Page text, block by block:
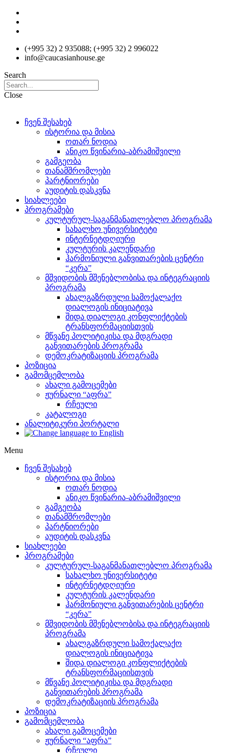
Skip
content
(+995 32) 2 935088; (+995 32) 2 996022
info@caucasianhouse.ge
Search
Close
ჩვენ შესახებ
ისტორია და მისია
ოთარ ნოდია
ანიკო წვინარია-აბრამიშვილი
გამგეობა
თანამშრომლები
პარტნიორები
აუდიტის დასკვნა
სიახლეები
პროგრამები
კულტურულ-საგანმანათლებლო პროგრამა
სახალხო უნივერსიტეტი
ინტერნეტდღიური
კულტურის კალენდარი
ჰარმონიული განვითარების ცენტრი
“კერა”
მშვიდობის მშენებლობისა და ინტეგრაციის
პროგრამა
ახალგაზრდული სამოქალაქო
დიალოგის ინიციატივა
შიდა დიალოგი კონფლიქტების
ტრანსფორმაციისთვის
მწვანე პოლიტიკისა და მდგრადი
განვითარების პროგრამა
დემოკრატიზაციის პროგრამა
პოზიცია
გამომცემლობა
ახალი გამოცემები
ჟურნალი “აფრა”
რჩეული
კატალოგი
ანალიტიკური პორტალი
Menu
ჩვენ შესახებ
ისტორია და მისია
ოთარ ნოდია
ანიკო წვინარია-აბრამიშვილი
გამგეობა
თანამშრომლები
პარტნიორები
აუდიტის დასკვნა
სიახლეები
პროგრამები
კულტურულ-საგანმანათლებლო პროგრამა
სახალხო უნივერსიტეტი
ინტერნეტდღიური
კულტურის კალენდარი
ჰარმონიული განვითარების ცენტრი
“კერა”
მშვიდობის მშენებლობისა და ინტეგრაციის
პროგრამა
ახალგაზრდული სამოქალაქო
დიალოგის ინიციატივა
შიდა დიალოგი კონფლიქტების
ტრანსფორმაციისთვის
მწვანე პოლიტიკისა და მდგრადი
განვითარების პროგრამა
დემოკრატიზაციის პროგრამა
პოზიცია
გამომცემლობა
ახალი გამოცემები
ჟურნალი “აფრა”
რჩეული